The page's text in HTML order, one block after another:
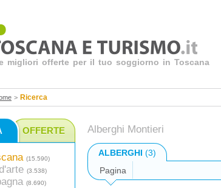
migliori offerte per il tuo soggiorno in Toscana
> Ricerca
Alberghi Montieri
ALBERGHI (3)
Pagina
OFFERTE
(15.590)
(3.538)
(8.690)